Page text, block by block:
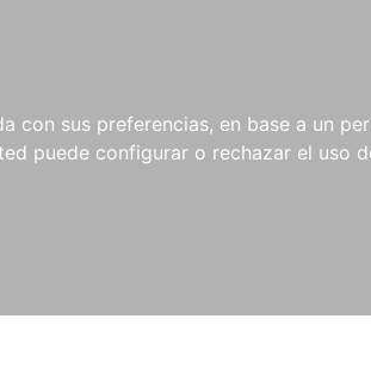
sus preferencias, en base a un
puede configurar o rechazar el uso
NOVEDADES